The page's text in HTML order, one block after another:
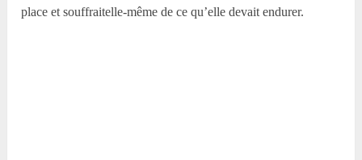
place et souffraitelle-même de ce qu’elle devait endurer.